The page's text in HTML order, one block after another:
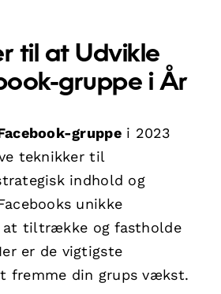
til at Udvikle
gruppe i År
gruppei 2023
teknikker til
indhold og
unikke
tiltrække og fastholde
er de vigtigste
fremme din grups vækst.